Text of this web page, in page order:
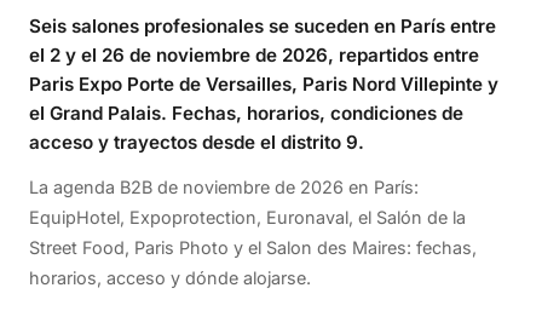
Seis salones profesionales se suceden en París entre
el 2 y el 26 de noviembre de 2026, repartidos entre
Paris Expo Porte de Versailles, Paris Nord Villepinte y
el Grand Palais. Fechas, horarios, condiciones de
acceso y trayectos desde el distrito 9.
La agenda B2B de noviembre de 2026 en París:
EquipHotel, Expoprotection, Euronaval, el Salón de la
Street Food, Paris Photo y el Salon des Maires: fechas,
horarios, acceso y dónde alojarse.